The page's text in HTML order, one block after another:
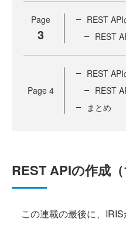
Page
3
REST API
REST
Page 4
REST API
REST
まとめ
REST APIの作成（
この連載の最後に、